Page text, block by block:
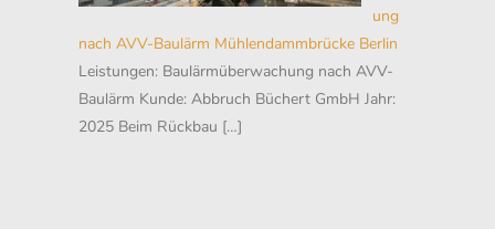
ung
nach AVV-Baulärm Mühlendammbrücke Berlin
Leistungen: Baulärmüberwachung nach AVV-
Baulärm Kunde: Abbruch Büchert GmbH Jahr:
2025 Beim Rückbau […]